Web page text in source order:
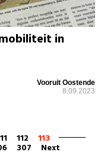
in
Vooruit Oostende
8.09.2023
112 113
307 Next